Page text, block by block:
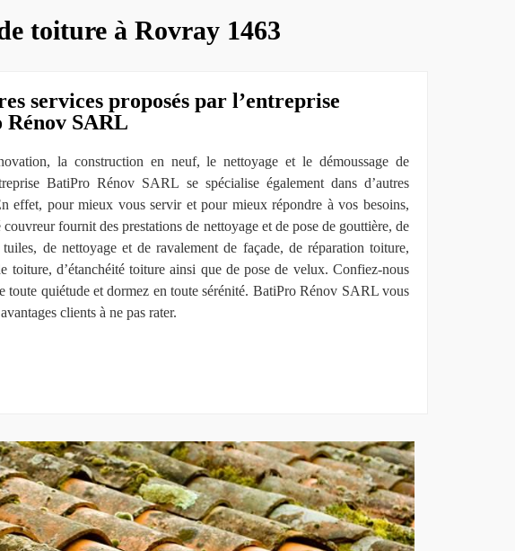
toiture à Rovray 1463
services proposés par l’entreprise
SARL
la construction en neuf, le nettoyage et le démoussage de
BatiPro Rénov SARL se spécialise également dans d’autres
effet, pour mieux vous servir et pour mieux répondre à vos besoins,
couvreur fournit des prestations de nettoyage et de pose de gouttière, de
de nettoyage et de ravalement de façade, de réparation toiture,
toiture, d’étanchéité toiture ainsi que de pose de velux. Confiez-nous
toute quiétude et dormez en toute sérénité. BatiPro Rénov SARL vous
clients à ne pas rater.